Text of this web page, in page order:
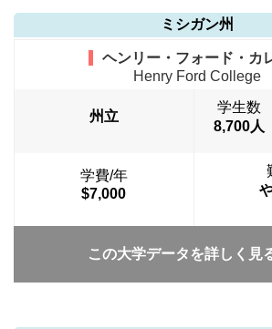
ミシガン州
ヘンリー・フォード・カ
Henry Ford College
州立
学生数
8,700人
学費/年
$7,000
この大学データを詳しく